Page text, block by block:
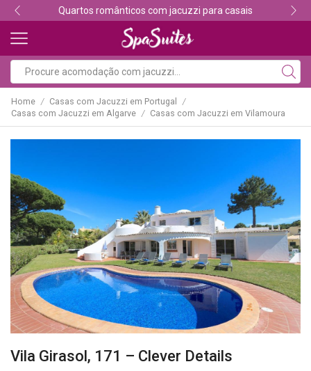
Descubra os melhores alojamentos com jacuzzi
Home / Casas com Jacuzzi em Portugal /
Casas com Jacuzzi em Algarve / Casas com Jacuzzi em Vilamoura
Vila Girasol, 171 – Clever Details